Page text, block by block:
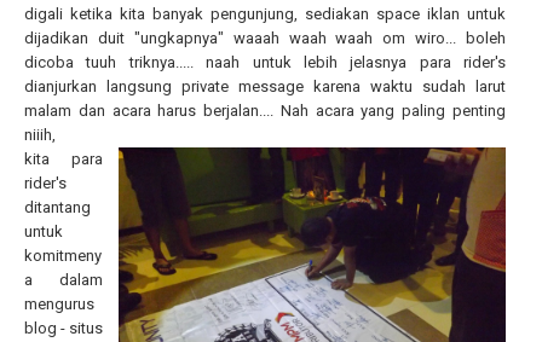
digali ketika kita banyak pengunjung, sediakan space iklan untuk
dijadikan duit "ungkapnya" waaah waah waah om wiro... boleh
dicoba tuuh triknya..... naah untuk lebih jelasnya para rider's
dianjurkan langsung private message karena waktu sudah larut
malam dan acara harus berjalan.... Nah acara yang paling penting
niiih,
kita para
rider's
ditantang
untuk
komitmeny
a dalam
mengurus
blog - situs